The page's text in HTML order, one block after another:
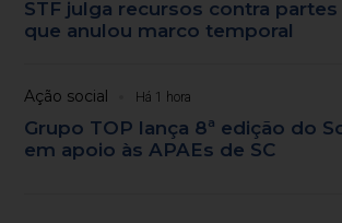
STF julga recursos contra
que anulou marco temporal
Ação social Há 1 hora
Grupo TOP lança 8ª edição do
em apoio às APAEs de SC